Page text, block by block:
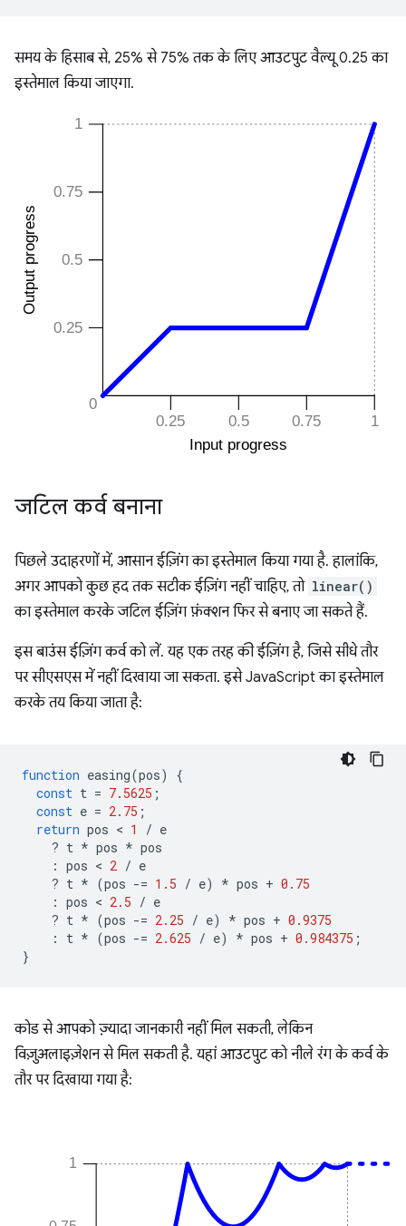
समय के हिसाब से, 25% से 75% तक के लिए आउटपुट वैल्यू 0.25 का
इस्तेमाल किया जाएगा.
जटिल कर्व बनाना
पिछले उदाहरणों में, आसान ईज़िंग का इस्तेमाल किया गया है. हालांकि,
अगर आपको कुछ हद तक सटीक ईज़िंग नहीं चाहिए, तो linear()
का इस्तेमाल करके जटिल ईज़िंग फ़ंक्शन फिर से बनाए जा सकते हैं.
इस बाउंस ईज़िंग कर्व को लें. यह एक तरह की ईज़िंग है, जिसे सीधे तौर
पर सीएसएस में नहीं दिखाया जा सकता. इसे JavaScript का इस्तेमाल
करके तय किया जाता है:
function easing(pos)
{
const t = 7.5625 ;
const e = 2.75 ;
return pos < 1 / e
? t * pos * pos
: pos < 2 / e
? t * (pos -= 1.5 / e) * pos + 0.75
: pos < 2.5 / e
? t * (pos -= 2.25 / e) * pos + 0.9375
:
t * (pos -= 2.625 / e) * pos + 0.984375 ;
}
कोड से आपको ज़्यादा जानकारी नहीं मिल सकती, लेकिन
विज़ुअलाइज़ेशन से मिल सकती है. यहां आउटपुट को नीले रंग के कर्व के
तौर पर दिखाया गया है: